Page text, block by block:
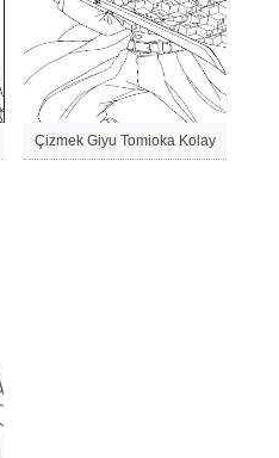
Çizmek Giyu Tomioka Kolay